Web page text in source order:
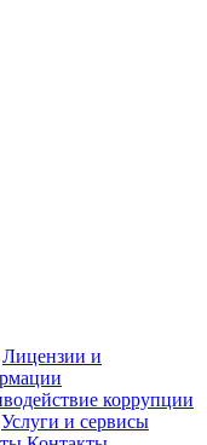
Лицензии и
коррупции
Услуги и сервисы